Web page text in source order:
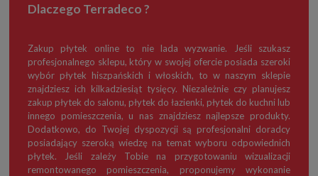
Dlaczego Terradeco ?
Zakup płytek online to nie lada wyzwanie. Jeśli szukasz
profesjonalnego sklepu, który w swojej ofercie posiada szeroki
wybór płytek hiszpańskich i włoskich, to w naszym sklepie
znajdziesz ich kilkadziesiąt tysięcy. Niezależnie czy planujesz
zakup płytek do salonu, płytek do łazienki, płytek do kuchni lub
innego pomieszczenia, u nas znajdziesz najlepsze produkty.
Dodatkowo, do Twojej dyspozycji są profesjonalni doradcy
posiadający szeroką wiedzę na temat wyboru odpowiednich
płytek. Jeśli zależy Tobie na przygotowaniu wizualizacji
remontowanego pomieszczenia, proponujemy wykonanie